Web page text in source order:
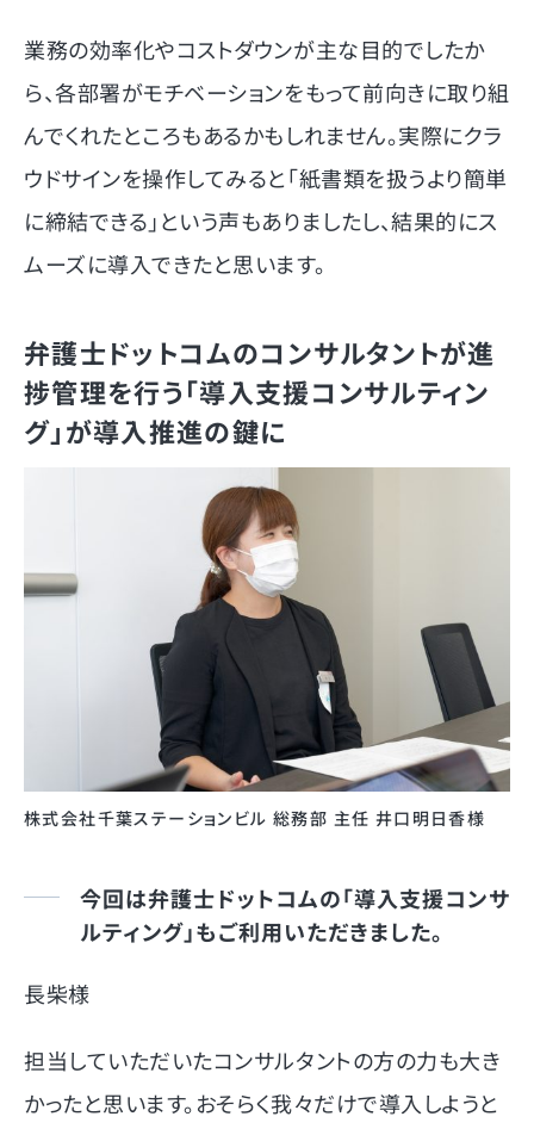
業務の効率化やコストダウンが主な目的でしたか
ら、各部署がモチベーションをもって前向きに取り組
んでくれたところもあるかもしれません。実際にクラ
ウドサインを操作してみると「紙書類を扱うより簡単
に締結できる」という声もありましたし、結果的にス
ムーズに導入できたと思います。
弁護士ドットコムのコンサルタントが進
捗管理を行う「導入支援コンサルティン
グ」が導入推進の鍵に
株式会社千葉ステーションビル 総務部 主任 井口明日香様
今回は弁護士ドットコムの「導入支援コンサ
ルティング」もご利用いただきました。
長柴様
担当していただいたコンサルタントの方の力も大き
かったと思います。おそらく我々だけで導入しようと